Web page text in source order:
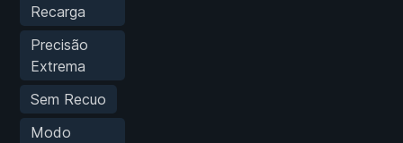
Recarga
Precisão
Extrema
Sem Recuo
Modo